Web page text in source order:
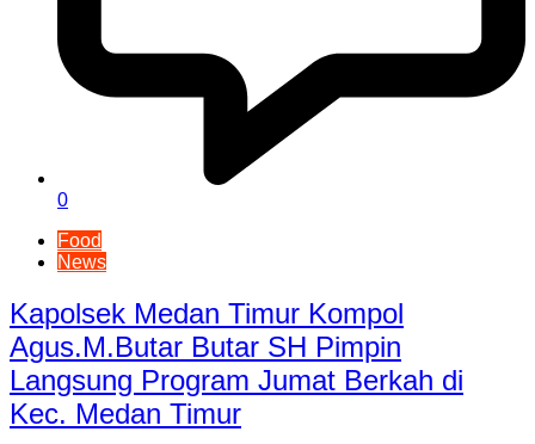
0
Food
News
Kapolsek Medan Timur Kompol
Agus.M.Butar Butar SH Pimpin
Langsung Program Jumat Berkah di
Kec. Medan Timur